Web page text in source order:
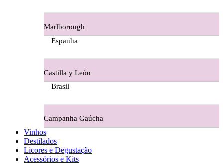
Guerreiro Vinhos - Bairrada
Herdade da Lisboa Alentejo
Herdade Do Freixo - Alentejo
Herdade do Moinho Branco - Alentejo
Marlborough
Espanha
Castilla y León
Brasil
Campanha Gaúcha
Vinhos
Destilados
Licores e Degustação
Acessórios e Kits